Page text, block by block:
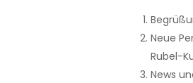
Neue
Rubel-
News